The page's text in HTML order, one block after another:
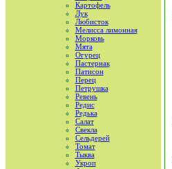
Картофель
Лук
Любисток
Мелисса лимонная
Морковь
Мята
Огурец
Пастернак
Патисон
Перец
Петрушка
Ревень
Редис
Редька
Салат
Свекла
Сельдерей
Томат
Тыква
Укроп